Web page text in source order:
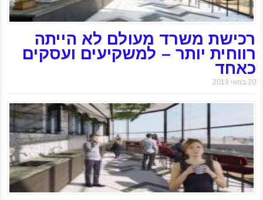
רכישת משרד מעולם לא הייתה
רווחית יותר – למשקיעים ועסקים
כאחד
30 במאי 2019